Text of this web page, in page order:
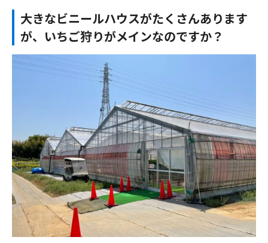
大きなビニールハウスがたくさんあります
が、いちご狩りがメインなのですか？